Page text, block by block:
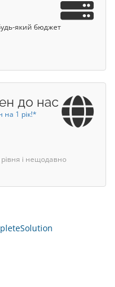
який бюджет
до нас
на 1 рік!*
і нещодавно